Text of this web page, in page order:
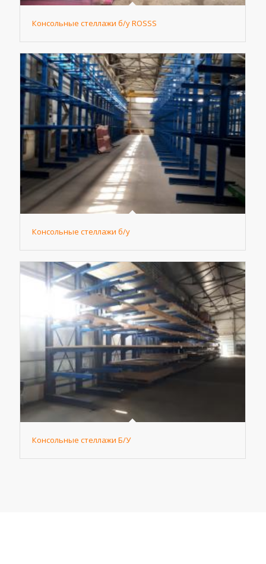
Консольные стеллажи б/у ROSSS
Консольные стеллажи б/у
Консольные стеллажи Б/У